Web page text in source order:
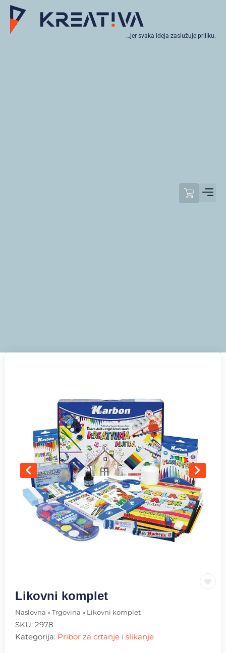
…jer svaka ideja zaslužuje priliku.
Likovni komplet
Naslovna » Trgovina » Likovni komplet
SKU: 2978
Kategorija: Pribor za crtanje i slikanje